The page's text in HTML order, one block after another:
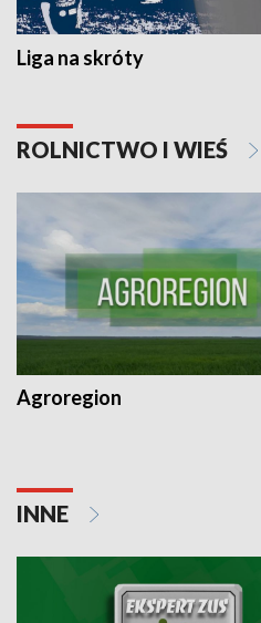
Liga na skróty
ROLNICTWO I WIEŚ
Agroregion
INNE